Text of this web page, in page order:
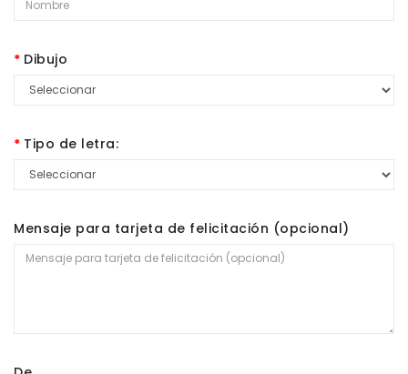
Dibujo
Tipo de letra:
Mensaje para tarjeta de felicitación (opcional)